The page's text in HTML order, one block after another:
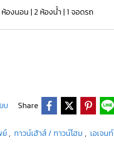
ห้องนอน | 2 ห้องน้ำ | 1 จอดรถ
บ Share
ย์ , ทาวน์เฮ้าส์ / ทาวน์โฮม , เอเจนท์